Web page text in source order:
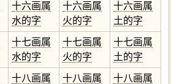
十六画属
水的字
十六画属
火的字
十六画属
土的字
十七画属
水的字
十七画属
火的字
十七画属
土的字
十八画属
十八画属
十八画属